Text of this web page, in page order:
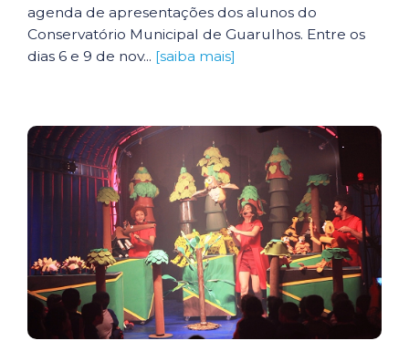
agenda de apresentações dos alunos do
Conservatório Municipal de Guarulhos. Entre os
dias 6 e 9 de nov... [saiba mais]